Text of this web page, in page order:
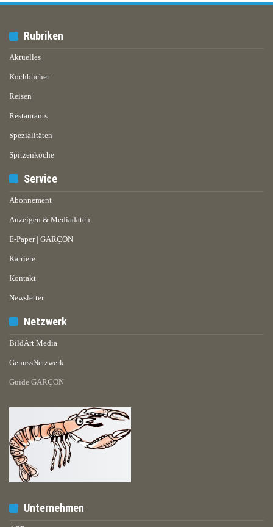
Rubriken
Aktuelles
Kochbücher
Reisen
Restaurants
Spezialitäten
Spitzenköche
Service
Abonnement
Anzeigen & Mediadaten
E-Paper | GARÇON
Karriere
Kontakt
Newsletter
Netzwerk
BildArt Media
GenussNetzwerk
Guide GARÇON
Unternehmen